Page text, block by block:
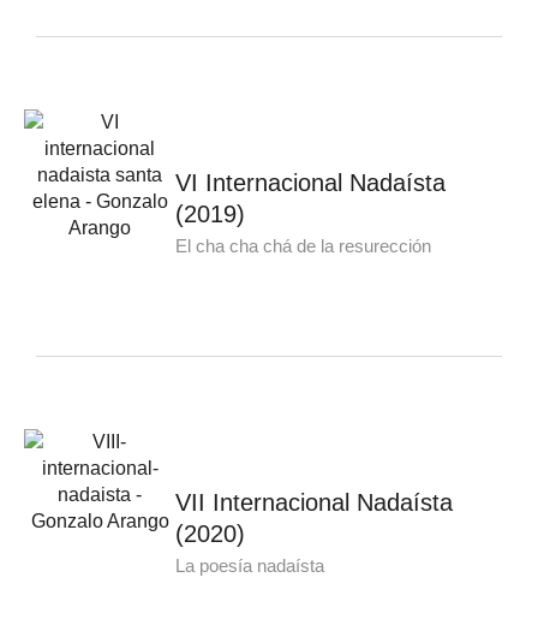
VI Internacional Nadaísta
(2019)
El cha cha chá de la resurección
VII Internacional Nadaísta
(2020)
La poesía nadaísta